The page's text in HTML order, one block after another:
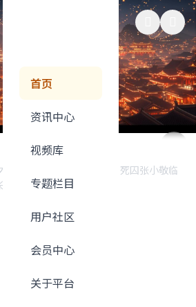
首页
资讯中心
视频库
专题栏目
用户社区
会员中心
关于平台
的边界
险队穿越虫洞寻找新家园。诺兰执导科
一场惊天阴谋正在酝酿。死囚张小敬临
。
星球
亚纳海沟，探索地球上最神秘的深海世
生物。
漂移
来自世界各地的顶级车手齐聚东京，在
竞速。